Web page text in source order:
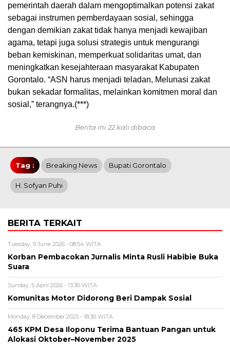
pemerintah daerah dalam mengoptimalkan potensi zakat
sebagai instrumen pemberdayaan sosial, sehingga
dengan demikian zakat tidak hanya menjadi kewajiban
agama, tetapi juga solusi strategis untuk mengurangi
beban kemiskinan, memperkuat solidaritas umat, dan
meningkatkan kesejahteraan masyarakat Kabupaten
Gorontalo. “ASN harus menjadi teladan, Melunasi zakat
bukan sekadar formalitas, melainkan komitmen moral dan
sosial,” terangnya.(***)
Berita ini 22 kali dibaca
Tag : Breaking News Bupati Gorontalo
H. Sofyan Puhi
BERITA TERKAIT
Tuesday, 9 June 2026 - 08:54 WITA
Korban Pembacokan Jurnalis Minta Rusli Habibie Buka
Suara
Sunday, 5 April 2026 - 13:30 WITA
Komunitas Motor Didorong Beri Dampak Sosial
Monday, 8 December 2025 - 18:30 WITA
465 KPM Desa Iloponu Terima Bantuan Pangan untuk
Alokasi Oktober–November 2025